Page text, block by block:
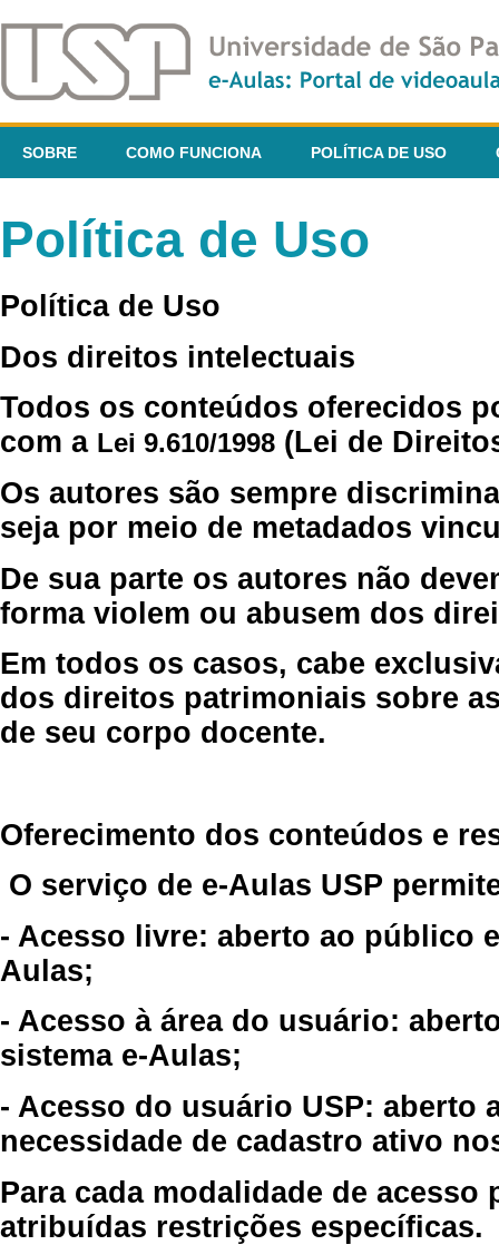
SOBRE COMO FUNCIONA POLÍTICA DE USO
Política de Uso
Política de Uso
Dos direitos intelectuais
Todos os conteúdos oferecidos
com a Lei 9.610/1998 (Lei de
Os autores são sempre
seja por meio de metadados
De sua parte os autores não
forma violem ou abusem dos
Em todos os casos, cabe
dos direitos patrimoniais sobre
de seu corpo docente.
Oferecimento dos conteúdos e
O serviço de e-Aulas USP
- Acesso livre: aberto ao público
Aulas;
- Acesso à área do usuário:
sistema e-Aulas;
- Acesso do usuário USP: aberto
necessidade de cadastro ativo
Para cada modalidade de
atribuídas restrições específicas.